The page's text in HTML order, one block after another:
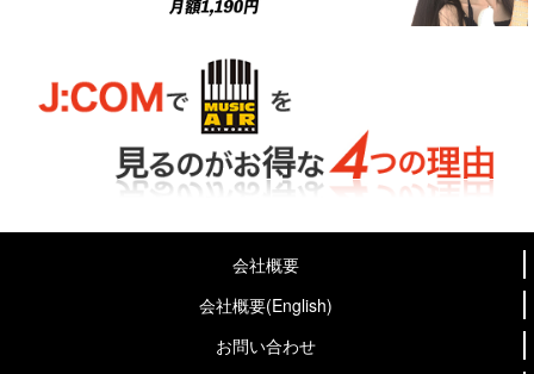
会社概要
会社概要(English)
お問い合わせ